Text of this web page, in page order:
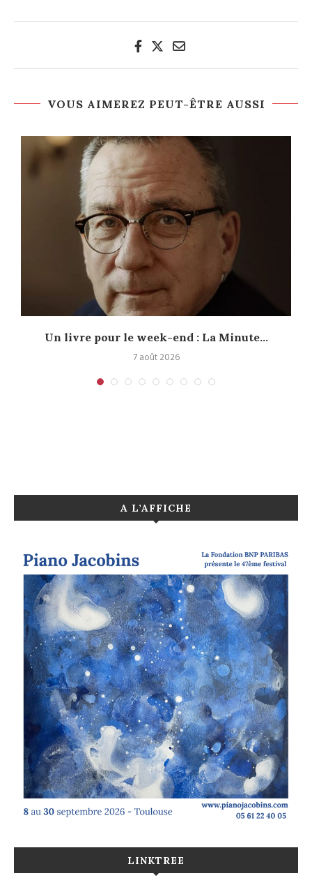
VOUS AIMEREZ PEUT-ÊTRE AUSSI
Un livre pour le week-end : La Minute...
7 août 2026
A L’AFFICHE
LINKTREE